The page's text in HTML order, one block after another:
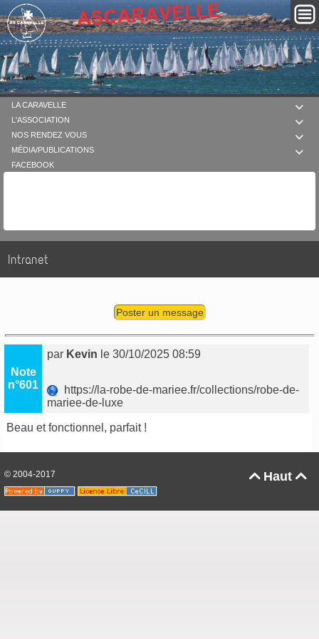

LA CARAVELLE

L'ASSOCIATION

NOS RENDEZ VOUS

MÉDIA/PUBLICATIONS
FACEBOOK
Intranet
Poster un message
Note
n°601
par Kevin le 30/10/2025 08:59
https://la-robe-de-mariee.fr/collections/robe-de-
mariee-de-luxe
Beau et fonctionnel, parfait !
Haut 
© 2004-2017